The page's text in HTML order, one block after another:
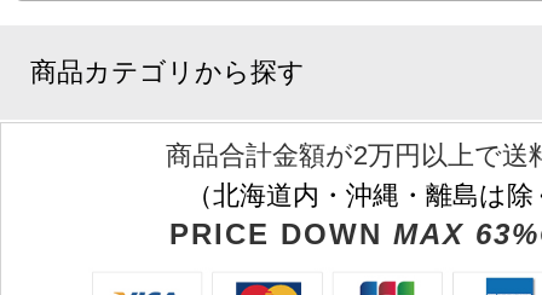
商品カテゴリから探す
商品合計金額が2万円以上で送
（北海道内・沖縄・離島は
PRICE DOWN MAX